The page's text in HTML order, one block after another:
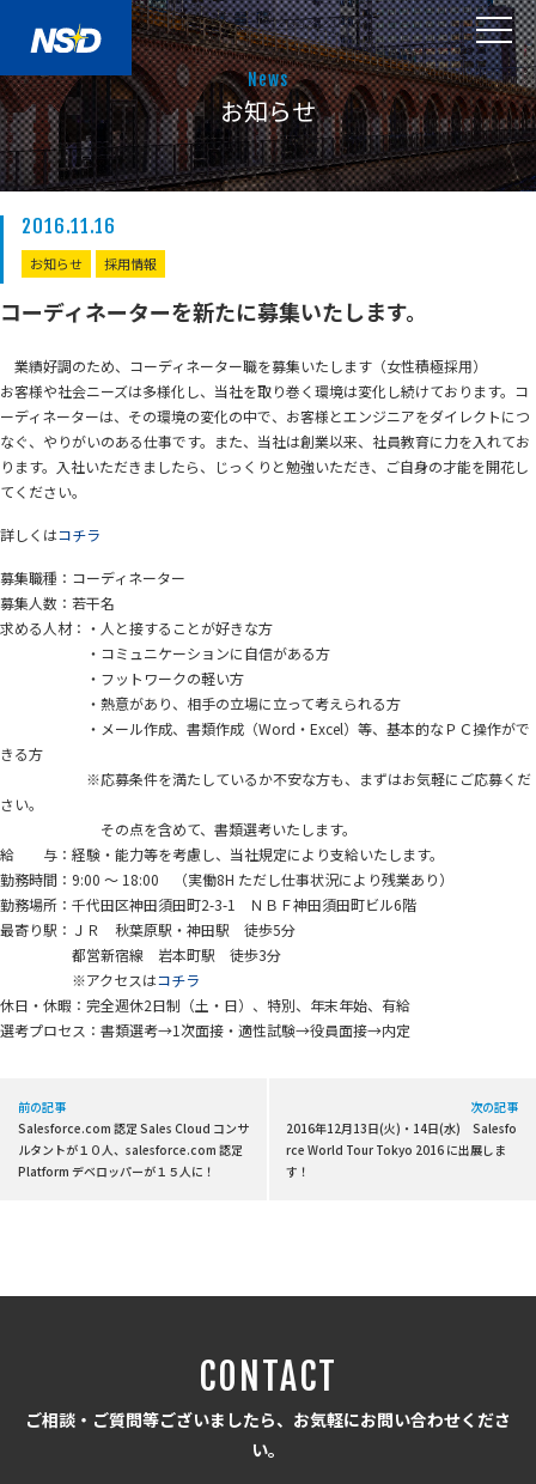
News
お知らせ
2016.11.16
お知らせ 採用情報
コーディネーターを新たに募集いたします。
業績好調のため、コーディネーター職を募集いたします（女性積極採用）
お客様や社会ニーズは多様化し、当社を取り巻く環境は変化し続けております。コ
ーディネーターは、その環境の変化の中で、お客様とエンジニアをダイレクトにつ
なぐ、やりがいのある仕事です。また、当社は創業以来、社員教育に力を入れてお
ります。入社いただきましたら、じっくりと勉強いただき、ご自身の才能を開花し
てください。
詳しくはコチラ
募集職種：コーディネーター
募集人数：若干名
求める人材：・人と接することが好きな方
・コミュニケーションに自信がある方
・フットワークの軽い方
・熱意があり、相手の立場に立って考えられる方
・メール作成、書類作成（Word・Excel）等、基本的なＰＣ操作がで
きる方
※応募条件を満たしているか不安な方も、まずはお気軽にご応募くだ
さい。
その点を含めて、書類選考いたします。
給 与：経験・能力等を考慮し、当社規定により支給いたします。
勤務時間：9:00 ～ 18:00 （実働8H ただし仕事状況により残業あり）
勤務場所：千代田区神田須田町2-3-1 ＮＢＦ神田須田町ビル6階
最寄り駅：ＪＲ 秋葉原駅・神田駅 徒歩5分
都営新宿線 岩本町駅 徒歩3分
※アクセスはコチラ
休日・休暇：完全週休2日制（土・日）、特別、年末年始、有給
選考プロセス：書類選考→1次面接・適性試験→役員面接→内定
前の記事
Salesforce.com 認定 Sales Cloud コンサ
ルタントが１０人、salesforce.com 認定
Platform デベロッパーが１５人に！
次の記事
2016年12月13日(火)・14日(水) Salesfo
rce World Tour Tokyo 2016 に出展しま
す！
CONTACT
ご相談・ご質問等ございましたら、お気軽にお問い合わせくださ
い。